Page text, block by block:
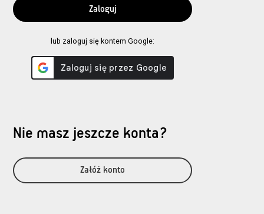
lub zaloguj się kontem Google:
Nie masz jeszcze konta?
Załóż konto